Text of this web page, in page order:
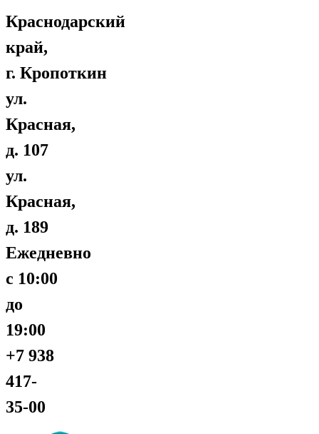
Краснодарский
край,
г. Кропоткин
ул.
Красная,
д. 107
ул.
Красная,
д. 189
Ежедневно
с 10:00
до
19:00
+7 938
417-
35-00